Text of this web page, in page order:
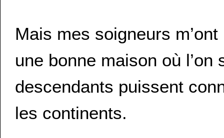
Mais mes soigneurs
une bonne maison où l’on
descendants puissent
les continents.